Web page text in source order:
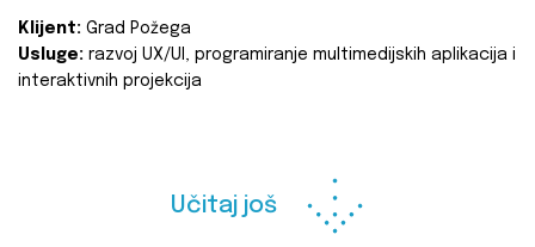
Klijent: Grad Požega
Usluge: razvoj UX/UI, programiranje multimedijskih aplikacija i
interaktivnih projekcija
Učitaj još